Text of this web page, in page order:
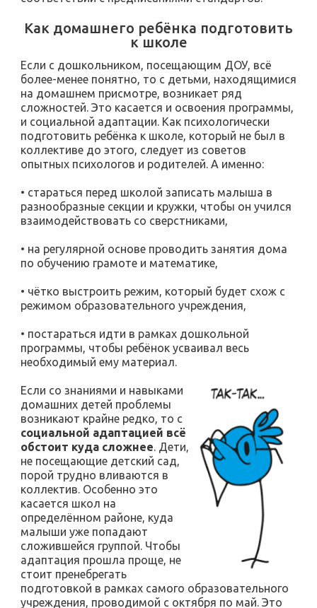
Как домашнего ребёнка подготовить
к школе
Если с дошкольником, посещающим ДОУ, всё
более-менее понятно, то с детьми, находящимися
на домашнем присмотре, возникает ряд
сложностей. Это касается и освоения программы,
и социальной адаптации. Как психологически
подготовить ребёнка к школе, который не был в
коллективе до этого, следует из советов
опытных психологов и родителей. А именно:
• стараться перед школой записать малыша в
разнообразные секции и кружки, чтобы он учился
взаимодействовать со сверстниками,
• на регулярной основе проводить занятия дома
по обучению грамоте и математике,
• чётко выстроить режим, который будет схож с
режимом образовательного учреждения,
• постараться идти в рамках дошкольной
программы, чтобы ребёнок усваивал весь
необходимый ему материал.
Если со знаниями и навыками
домашних детей проблемы
возникают крайне редко, то с
социальной адаптацией всё
обстоит куда сложнее. Дети,
не посещающие детский сад,
порой трудно вливаются в
коллектив. Особенно это
касается школ на
определённом районе, куда
малыши уже попадают
сложившейся группой. Чтобы
адаптация прошла проще, не
стоит пренебрегать
подготовкой в рамках самого образовательного
учреждения, проводимой с октября по май. Это